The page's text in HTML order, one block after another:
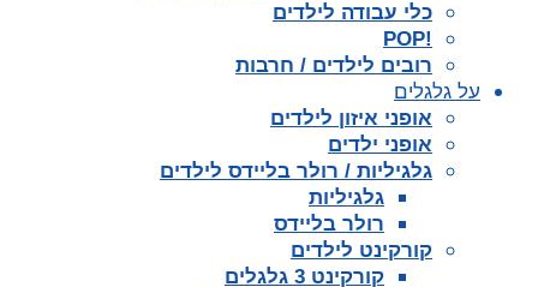
כלי עבודה לילדים
!POP
רובים לילדים / חרבות
על גלגלים
אופני איזון לילדים
אופני ילדים
גלגיליות / רולר בליידס לילדים
גלגיליות
רולר בליידס
קורקינט לילדים
קורקינט 3 גלגלים